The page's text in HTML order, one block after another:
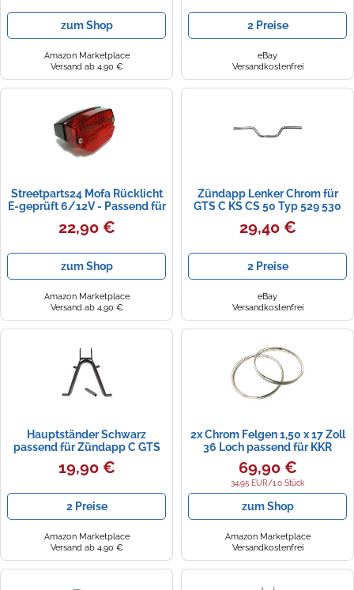
Yamaha - Mofa, Moped,
Mokick - Motorrad mit
Fußschaltung
zum Shop
Amazon Marketplace
Versand ab 4,90 €
2 Preise
eBay
Versandkostenfrei
Streetparts24 Mofa Rücklicht
E-geprüft 6/12V - Passend für
Zündapp GTS KS C 50
Hercules Prima 1 2 3 4 5 SK MK
Puch Maxi Monza Cobra M
Moped Mokick
22,90 €
zum Shop
Amazon Marketplace
Versand ab 4,90 €
Zündapp Lenker Chrom für
GTS C KS CS 50 Typ 529 530
29,40 €
2 Preise
eBay
Versandkostenfrei
Hauptständer Schwarz
passend für Zündapp C GTS
KS 50 80 Typ 517 528 529 530
1971-1983 - Stabile
19,90 €
2 Preise
Amazon Marketplace
Versand ab 4,90 €
2x Chrom Felgen 1,50 x 17 Zoll
36 Loch passend für KKR
Kreidler K54 Florett RS LF LH
Eiertank, Zündapp KS GTS C
50, Hercules MP Prima MK
MX1 HR K KX Supra Ultra
69,90 €
34.95 EUR/1.0 Stück
zum Shop
Amazon Marketplace
Versandkostenfrei